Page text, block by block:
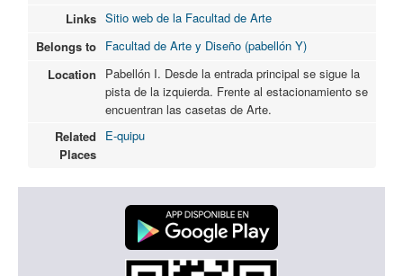
Links Sitio web de la Facultad de Arte
Belongs to Facultad de Arte y Diseño (pabellón Y)
Location
Pabellón I. Desde la entrada principal se sigue la
pista de la izquierda. Frente al estacionamiento se
encuentran las casetas de Arte.
Related
Places
E-quipu